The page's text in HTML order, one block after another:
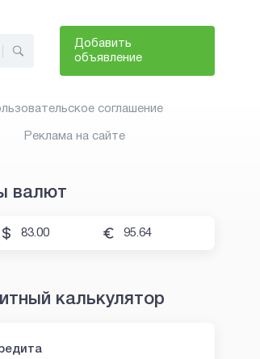
Добавить
объявление
соглашение
Реклама на сайте
валют
83.00 95.64
калькулятор